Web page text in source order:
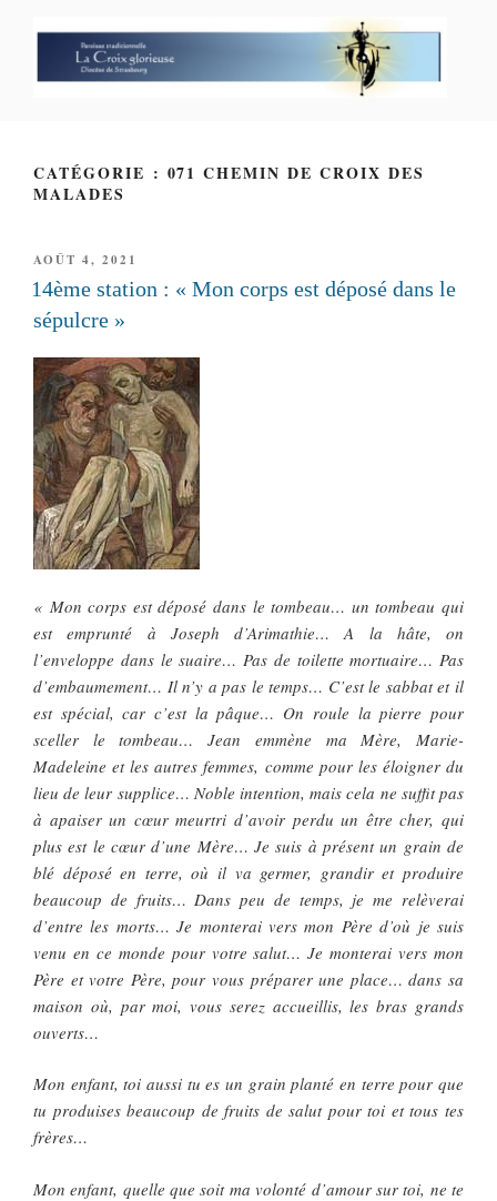
CATÉGORIE : 071 CHEMIN DE CROIX DES
MALADES
PUBLIÉ
LE
AOÛT 4, 2021
14ème station : « Mon corps est déposé dans le
sépulcre »
« Mon corps est déposé dans le tombeau… un tombeau qui
est emprunté à Joseph d’Arimathie… A la hâte, on
l’enveloppe dans le suaire… Pas de toilette mortuaire… Pas
d’embaumement… Il n’y a pas le temps… C’est le sabbat et il
est spécial, car c’est la pâque… On roule la pierre pour
sceller le tombeau… Jean emmène ma Mère, Marie-
Madeleine et les autres femmes, comme pour les éloigner du
lieu de leur supplice… Noble intention, mais cela ne suffit pas
à apaiser un cœur meurtri d’avoir perdu un être cher, qui
plus est le cœur d’une Mère… Je suis à présent un grain de
blé déposé en terre, où il va germer, grandir et produire
beaucoup de fruits… Dans peu de temps, je me relèverai
d’entre les morts… Je monterai vers mon Père d’où je suis
venu en ce monde pour votre salut… Je monterai vers mon
Père et votre Père, pour vous préparer une place… dans sa
maison où, par moi, vous serez accueillis, les bras grands
ouverts…
Mon enfant, toi aussi tu es un grain planté en terre pour que
tu produises beaucoup de fruits de salut pour toi et tous tes
frères…
Mon enfant, quelle que soit ma volonté d’amour sur toi, ne te